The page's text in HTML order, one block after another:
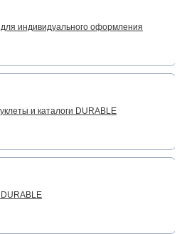
индивидуального оформления
и каталоги DURABLE